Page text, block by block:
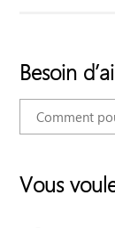
Besoin
Vous